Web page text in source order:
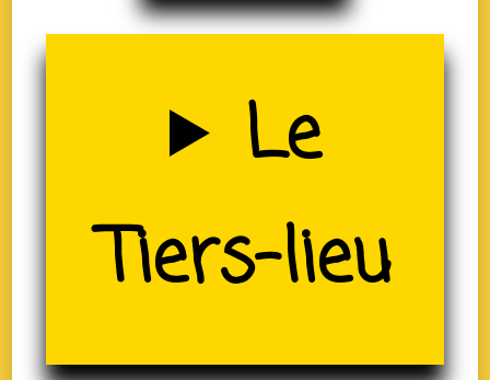
Uzerche
(19)
Le
Tiers-lieu